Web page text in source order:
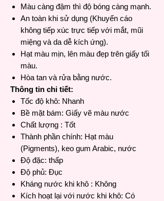
Màu càng đậm thì độ bóng càng mạnh.
An toàn khi sử dụng (Khuyến cáo
không tiếp xúc trực tiếp với mắt, mũi
miệng và da dễ kích ứng).
Hạt màu mịn, lên màu đẹp trên giấy tối
màu.
Hòa tan và rửa bằng nước.
Thông tin chi tiết:
Tốc độ khô: Nhanh
Bề mặt bám: Giấy vẽ màu nước
Chất lượng : Tốt
Thành phần chính: Hạt màu
(Pigments), keo gum Arabic, nước
Độ đặc: thấp
Độ phủ: Đục
Kháng nước khi khô : Không
Kích hoạt lại với nước khi khô: Có